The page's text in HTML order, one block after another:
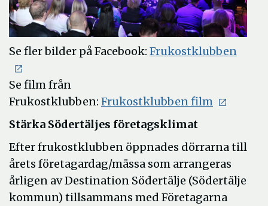
Se fler bilder på Facebook: Frukostklubben
Se film från
Frukostklubben: Frukostklubben film Öppna
fönster
Stärka Södertäljes företagsklimat
Efter frukostklubben öppnades dörrarna till
årets företagardag/mässa som arrangeras
årligen av Destination Södertälje (Södertälje
kommun) tillsammans med Företagarna